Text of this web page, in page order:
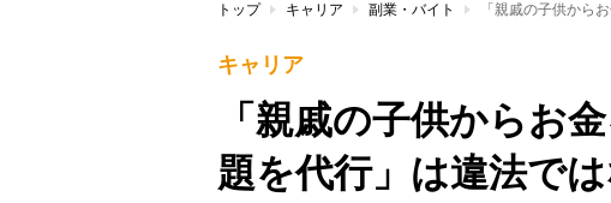
トップ キャリア 副業・バイト
キャリア
「親戚の子供からお
題を代行」は違法で